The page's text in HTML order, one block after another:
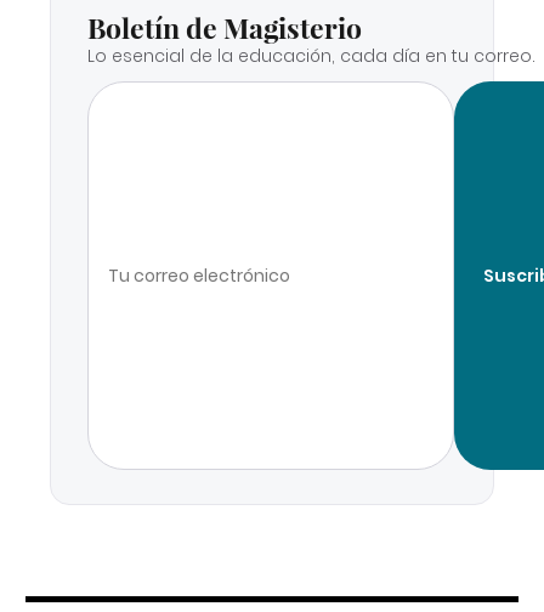
Boletín de Magisterio
Lo esencial de la educación, cada día en tu correo.